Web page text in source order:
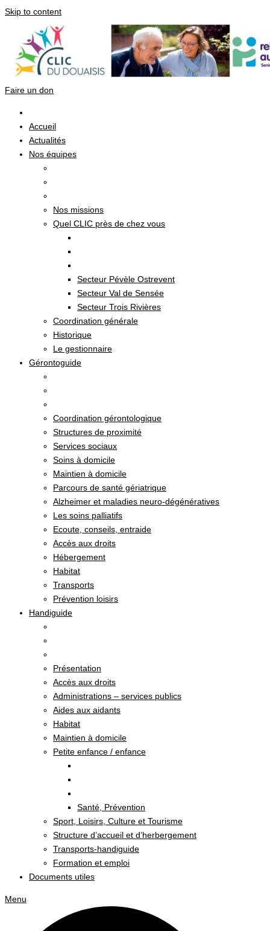
Skip to content
Faire un don
Accueil
Actualités
Nos équipes
Nos missions
Quel CLIC près de chez vous
Secteur Pévèle Ostrevent
Secteur Val de Sensée
Secteur Trois Rivières
Coordination générale
Historique
Le gestionnaire
Gérontoguide
Coordination gérontologique
Structures de proximité
Services sociaux
Soins à domicile
Maintien à domicile
Parcours de santé gériatrique
Alzheimer et maladies neuro-dégénératives
Les soins palliatifs
Ecoute, conseils, entraide
Accès aux droits
Hébergement
Habitat
Transports
Prévention loisirs
Handiguide
Présentation
Accès aux droits
Administrations – services publics
Aides aux aidants
Habitat
Maintien à domicile
Petite enfance / enfance
Santé, Prévention
Sport, Loisirs, Culture et Tourisme
Structure d’accueil et d’herbergement
Transports-handiguide
Formation et emploi
Documents utiles
Menu